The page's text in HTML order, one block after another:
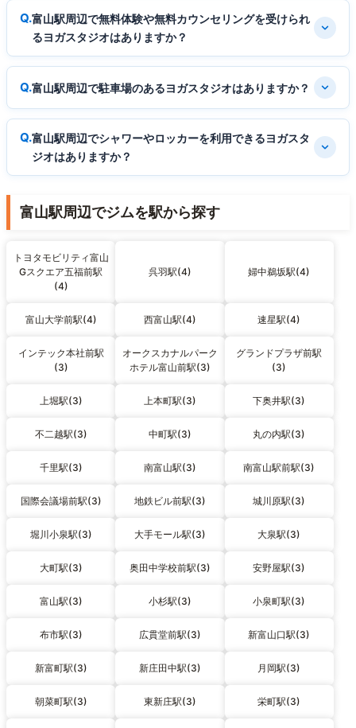
富山駅周辺で無料体験や無料カウンセリングを受けられ
るヨガスタジオはありますか？
富山駅周辺で駐車場のあるヨガスタジオはありますか？
富山駅周辺でシャワーやロッカーを利用できるヨガスタ
ジオはありますか？
富山駅周辺でジムを駅から探す
トヨタモビリティ富山
Gスクエア五福前駅
(4)
呉羽駅(4) 婦中鵜坂駅(4)
富山大学前駅(4) 西富山駅(4) 速星駅(4)
インテック本社前駅
(3)
オークスカナルパーク
ホテル富山前駅(3)
グランドプラザ前駅
(3)
上堀駅(3) 上本町駅(3) 下奥井駅(3)
不二越駅(3) 中町駅(3) 丸の内駅(3)
千里駅(3) 南富山駅(3) 南富山駅前駅(3)
国際会議場前駅(3) 地鉄ビル前駅(3) 城川原駅(3)
堀川小泉駅(3) 大手モール駅(3) 大泉駅(3)
大町駅(3) 奥田中学校前駅(3) 安野屋駅(3)
富山駅(3) 小杉駅(3) 小泉町駅(3)
布市駅(3) 広貫堂前駅(3) 新富山口駅(3)
新富町駅(3) 新庄田中駅(3) 月岡駅(3)
朝菜町駅(3) 東新庄駅(3) 栄町駅(3)